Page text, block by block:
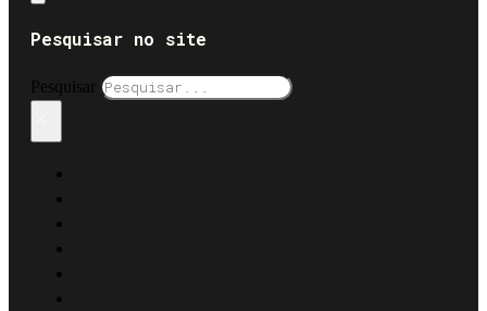
Pesquisar no site
Pesquisar